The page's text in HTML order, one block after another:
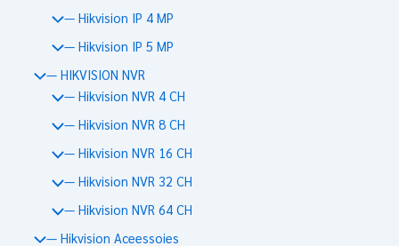
— Hikvision IP 4 MP
— Hikvision IP 5 MP
— HIKVISION NVR
— Hikvision NVR 4 CH
— Hikvision NVR 8 CH
— Hikvision NVR 16 CH
— Hikvision NVR 32 CH
— Hikvision NVR 64 CH
— Hikvision Aceessoies